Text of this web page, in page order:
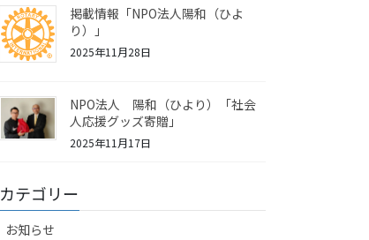
掲載情報「NPO法人陽和（ひよ
り）」
2025年11月28日
NPO法人 陽和（ひより）「社会
人応援グッズ寄贈」
2025年11月17日
カテゴリー
お知らせ